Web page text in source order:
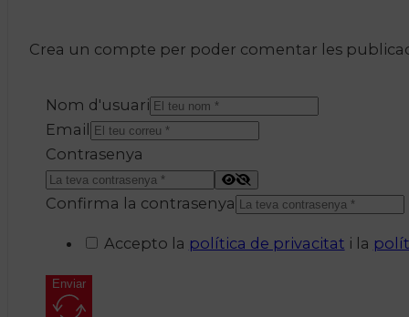
Crea un compte per poder comentar les
Nom d'usuari
Email
Contrasenya
Confirma la contrasenya
Accepto la política de privacitat i la
Enviar